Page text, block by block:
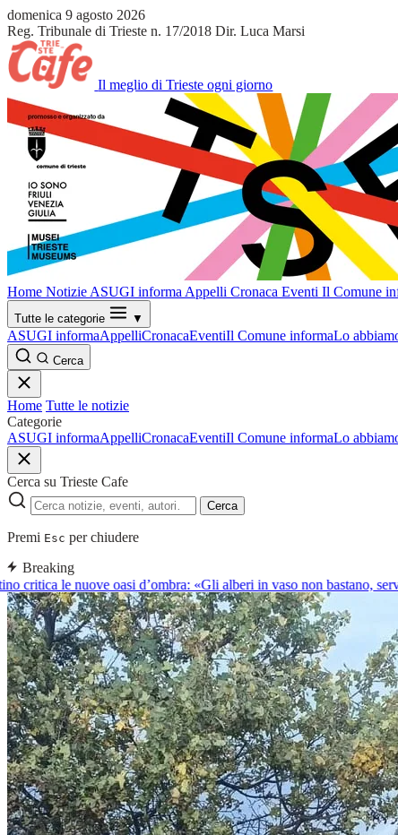
domenica 9 agosto 2026
Reg. Tribunale di Trieste n. 17/2018 Dir. Luca Marsi
Il meglio di Trieste ogni giorno
Home Notizie ASUGI informa Appelli Cronaca Eventi Il Comune
Tutte le categorie ▼
ASUGI informaAppelliCronacaEventiIl Comune informaLo
Cerca
Home Tutte le notizie
Categorie
ASUGI informaAppelliCronacaEventiIl Comune informaLo
Cerca su Trieste Cafe
Cerca
Premi Esc per chiudere
Breaking
critica le nuove oasi d’ombra: «Gli alberi in vaso non bastano,